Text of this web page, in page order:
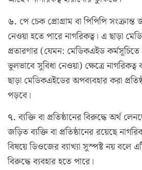
৬. পে চেক প্রোগ্রাম বা পিপিপি সংক্রান্ত
নেওয়া হতে পারে নাগরিকত্ব। এ ছাড়া
প্রতারণার (যেমন: মেডিকএইড
ভুলভাবে সুবিধা নেওয়া) ক্ষেত্রে
ছাড়া মেডিকএইডের অপব্যবহার করা
পড়বে।
৭.ব্যক্তি বা প্রতিষ্ঠানের বিরুদ্ধে অর্থ
জড়িত ব্যক্তি বা প্রতিষ্ঠানের রয়েছে
বিষয়ে ডিওজের ব্যাখ্যা সুস্পষ্ট নয় বলে
বিরুদ্ধে ব্যবহার হতে পারে।